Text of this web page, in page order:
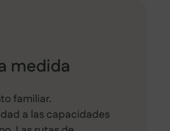
medida
familiar.
a las capacidades